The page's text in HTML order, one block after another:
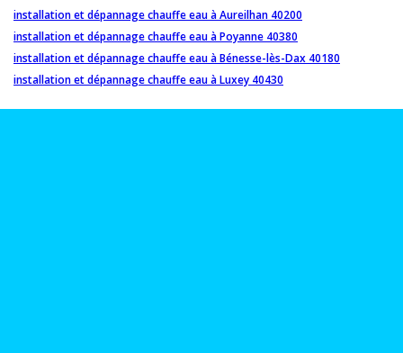
installation et dépannage chauffe eau à Aureilhan 40200
installation et dépannage chauffe eau à Poyanne 40380
installation et dépannage chauffe eau à Bénesse-lès-Dax 40180
installation et dépannage chauffe eau à Luxey 40430